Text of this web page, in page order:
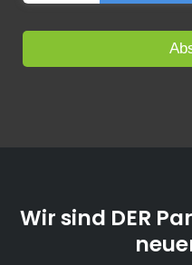
Wir sind DER